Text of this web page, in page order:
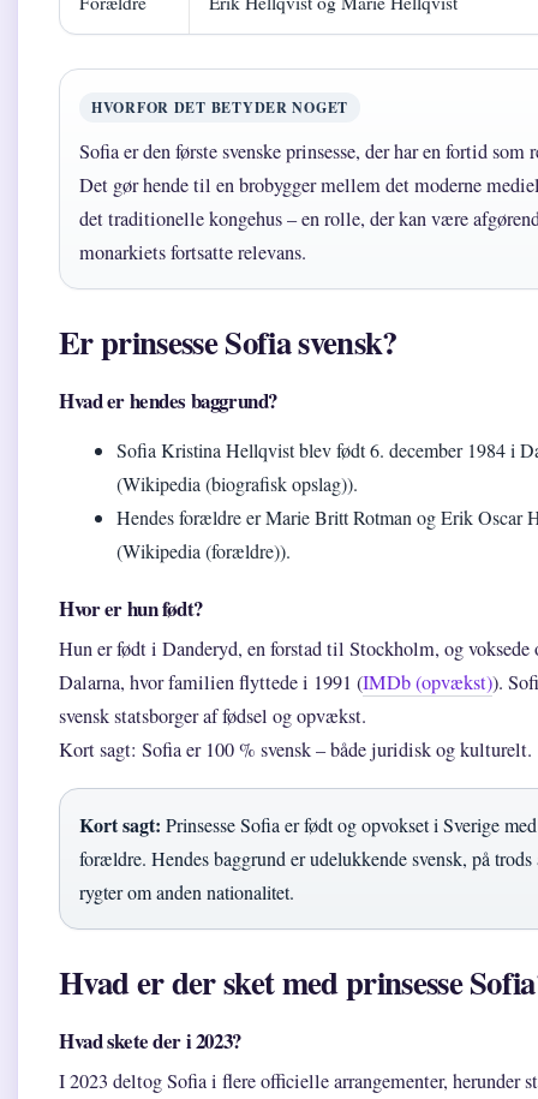
HVORFOR DET BETYDER NOGET
Sofia er den første svenske prinsesse, der har en fortid som
Det gør hende til en brobygger mellem det moderne
det traditionelle kongehus – en rolle, der kan være
monarkiets fortsatte relevans.
Er prinsesse Sofia svensk?
Hvad er hendes baggrund?
Sofia Kristina Hellqvist blev født 6. december 1984 i
(Wikipedia (biografisk opslag)).
Hendes forældre er Marie Britt Rotman og Erik Oscar
(Wikipedia (forældre)).
Hvor er hun født?
Hun er født i Danderyd, en forstad til Stockholm, og
Dalarna, hvor familien flyttede i 1991 (IMDb (opvækst)).
svensk statsborger af fødsel og opvækst.
Kort sagt: Sofia er 100 % svensk – både juridisk og kulturelt.
Kort sagt: Prinsesse Sofia er født og opvokset i Sverige
forældre. Hendes baggrund er udelukkende svensk, på trods
rygter om anden nationalitet.
Hvad er der sket med prinsesse
Hvad skete der i 2023?
I 2023 deltog Sofia i flere officielle arrangementer, herunder